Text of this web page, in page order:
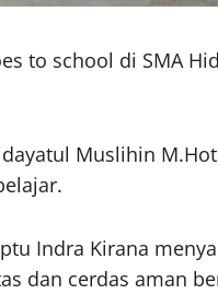
to school di SMA
Muslihin
Indra Kirana
dan cerdas aman